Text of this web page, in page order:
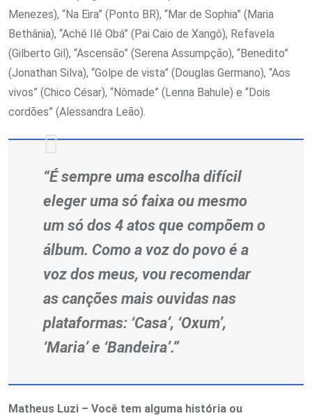
Menezes), “Na Eira” (Ponto BR), “Mar de Sophia” (Maria
Bethânia), “Aché Ilê Obá” (Pai Caio de Xangô), Refavela
(Gilberto Gil), “Ascensão” (Serena Assumpção), “Benedito”
(Jonathan Silva), “Golpe de vista” (Douglas Germano), “Aos
vivos” (Chico César), “Nômade” (Lenna Bahule) e “Dois
cordões” (Alessandra Leão).
“É sempre uma escolha difícil
eleger uma só faixa ou mesmo
um só dos 4 atos que compõem o
álbum. Como a voz do povo é a
voz dos meus, vou recomendar
as canções mais ouvidas nas
plataformas: ‘Casa’, ‘Oxum’,
‘Maria’ e ‘Bandeira’.”
Matheus Luzi – Você tem alguma história ou